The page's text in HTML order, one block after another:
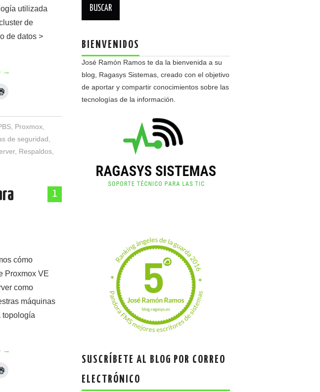
utilizada
de
de datos >
→
Proxmox
de seguridad
, Respaldos
1
cómo
Proxmox VE
como
máquinas
topología
→
BIENVENIDOS
José Ramón Ramos te da la bienvenida a su
blog, Ragasys Sistemas, creado con el objetivo
de aportar y compartir conocimientos sobre las
tecnologías de la información.
SUSCRÍBETE AL BLOG POR CORREO
ELECTRÓNICO